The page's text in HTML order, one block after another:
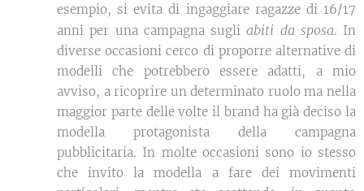
esempio, si evita di ingaggiare ragazze di 16/17
anni per una campagna sugliabiti da sposa. In
diverse occasioni cerco di proporre alternative di
modelli che potrebbero essere adatti, a mio
avviso, a ricoprire un determinato ruolo ma nella
maggior parte delle volte il brand ha già deciso la
modella protagonista della campagna
pubblicitaria. In molte occasioni sono io stesso
che invito la modella a fare dei movimenti